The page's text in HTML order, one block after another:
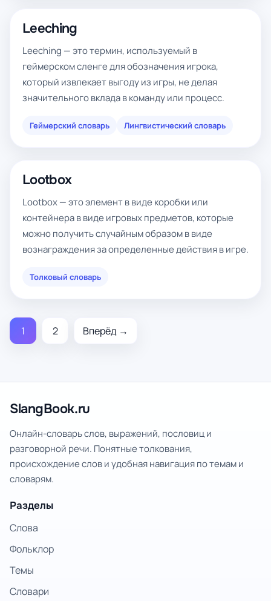
Leeching
Leeching — это термин, используемый в
геймерском сленге для обозначения игрока,
который извлекает выгоду из игры, не делая
значительного вклада в команду или процесс.
Геймерский словарь Лингвистический словарь
Lootbox
Lootbox — это элемент в виде коробки или
контейнера в виде игровых предметов, которые
можно получить случайным образом в виде
вознаграждения за определенные действия в игре.
Толковый словарь
1 2 Вперёд →
SlangBook.ru
Онлайн-словарь слов, выражений, пословиц и
разговорной речи. Понятные толкования,
происхождение слов и удобная навигация по темам и
словарям.
Разделы
Слова
Фольклор
Темы
Словари